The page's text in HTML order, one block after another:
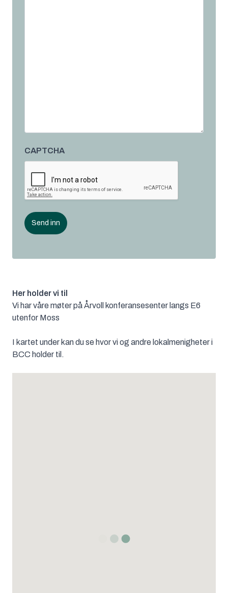
CAPTCHA
Her holder vi til
Vi har våre møter på Årvoll konferansesenter langs E6
utenfor Moss
I kartet under kan du se hvor vi og andre lokalmenigheter i
BCC holder til.